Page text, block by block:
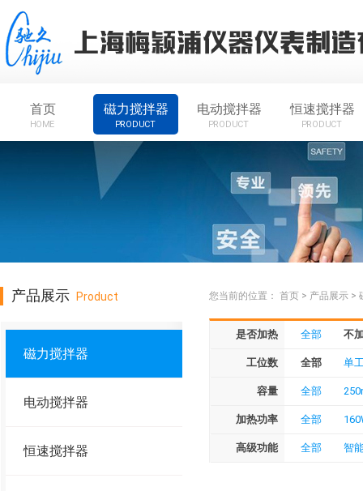
首页
HOME
磁力搅拌器
PRODUCT
电动搅拌器
PRODUCT
恒速搅拌器
PRODUCT
产品展示 Product
磁力搅拌器
电动搅拌器
恒速搅拌器
您当前的位置： 首页 > 产品展示 >
是否加热 全部 不
工位数 全部 单
容量 全部
加热功率 全部
高级功能 全部 智